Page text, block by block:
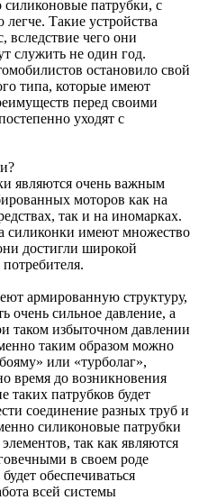
патрубки, с
Такие устройства
вследствие чего они
служить не один год.
остановило свой
типа, которые имеют
перед своими
уходят с
являются очень важным
моторов как на
так и на иномарках.
силиконки имеют множество
достигли широкой
армированную структуру,
очень сильное давление, а
таком избыточном давлении
таким образом можно
или «турболаг»,
время до возникновения
таких патрубков будет
соединение разных труб и
силиконовые патрубки
так как являются
в своем роде
обеспечиваться
всей системы